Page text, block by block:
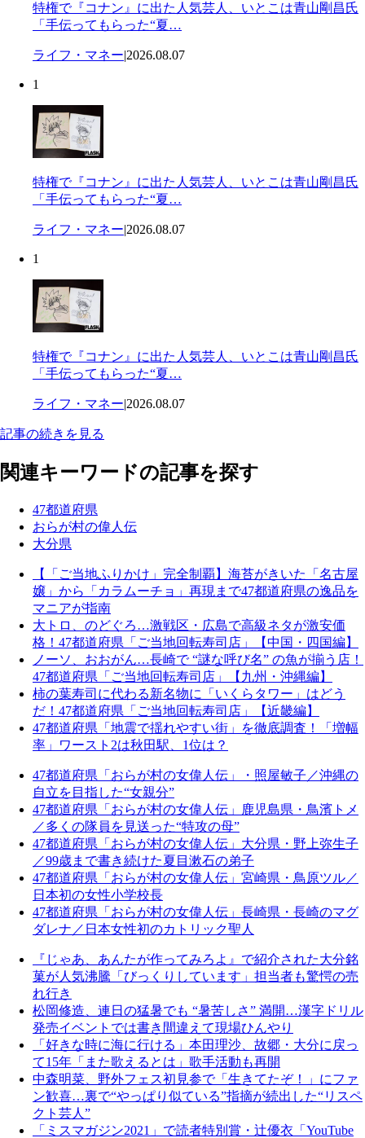
特権で『コナン』に出た人気芸人、いとこは青山剛昌氏
「手伝ってもらった“夏…
ライフ・マネー|2026.08.07
1
特権で『コナン』に出た人気芸人、いとこは青山剛昌氏
「手伝ってもらった“夏…
ライフ・マネー|2026.08.07
1
特権で『コナン』に出た人気芸人、いとこは青山剛昌氏
「手伝ってもらった“夏…
ライフ・マネー|2026.08.07
記事の続きを見る
関連キーワードの記事を探す
47都道府県
おらが村の偉人伝
大分県
【「ご当地ふりかけ」完全制覇】海苔がきいた「名古屋
嬢」から「カラムーチョ」再現まで47都道府県の逸品を
マニアが指南
大トロ、のどぐろ…激戦区・広島で高級ネタが激安価
格！47都道府県「ご当地回転寿司店」【中国・四国編】
ノーソ、おおがん…長崎で “謎な呼び名” の魚が揃う店！
47都道府県「ご当地回転寿司店」【九州・沖縄編】
柿の葉寿司に代わる新名物に「いくらタワー」はどう
だ！47都道府県「ご当地回転寿司店」【近畿編】
47都道府県「地震で揺れやすい街」を徹底調査！「増幅
率」ワースト2は秋田駅、1位は？
47都道府県「おらが村の女偉人伝」・照屋敏子／沖縄の
自立を目指した“女親分”
47都道府県「おらが村の女偉人伝」鹿児島県・鳥濱トメ
／多くの隊員を見送った“特攻の母”
47都道府県「おらが村の女偉人伝」大分県・野上弥生子
／99歳まで書き続けた夏目漱石の弟子
47都道府県「おらが村の女偉人伝」宮崎県・鳥原ツル／
日本初の女性小学校長
47都道府県「おらが村の女偉人伝」長崎県・長崎のマグ
ダレナ／日本女性初のカトリック聖人
『じゃあ、あんたが作ってみろよ』で紹介された大分銘
菓が人気沸騰「びっくりしています」担当者も驚愕の売
れ行き
松岡修造、連日の猛暑でも “暑苦しさ” 満開…漢字ドリル
発売イベントでは書き間違えて現場ひんやり
「好きな時に海に行ける」本田理沙、故郷・大分に戻っ
て15年「また歌えるとは」歌手活動も再開
中森明菜、野外フェス初見参で「生きてたぞ！」にファ
ン歓喜…裏で“やっぱり似ている”指摘が続出した“リスペ
クト芸人”
「ミスマガジン2021」で読者特別賞・辻󠄀優衣「YouTube